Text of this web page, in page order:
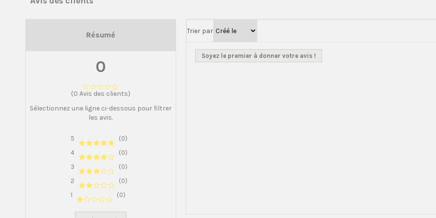
Résumé
0
(0 Avis des clients)
Sélectionnez une ligne ci-dessous pour filtrer
les avis.
5
(0)
4
(0)
3
(0)
2
(0)
1
(0)
Trier par
Soyez le premier à donner votre avis !